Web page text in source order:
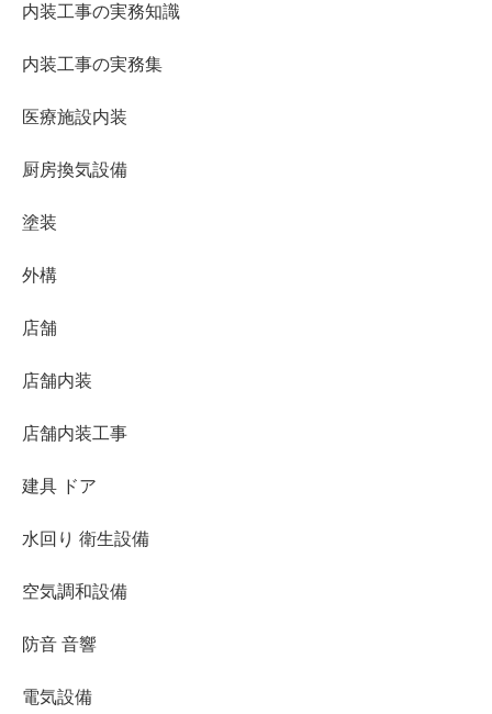
内装工事の実務知識
内装工事の実務集
医療施設内装
厨房換気設備
塗装
外構
店舗
店舗内装
店舗内装工事
建具 ドア
水回り 衛生設備
空気調和設備
防音 音響
電気設備